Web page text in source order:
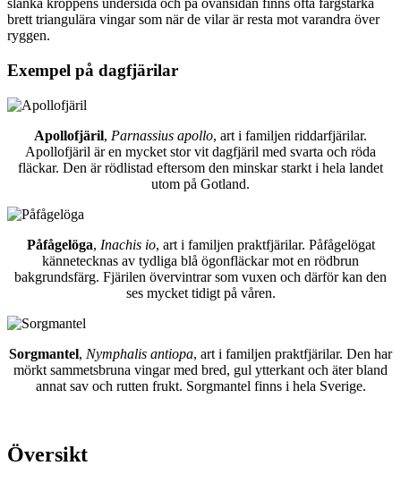
slanka kroppens undersida och på ovansidan finns ofta färgstarka
brett triangulära vingar som när de vilar är resta mot varandra över
ryggen.
Exempel på dagfjärilar
Apollofjäril, Parnassius apollo, art i familjen riddarfjärilar.
Apollofjäril är en mycket stor vit dagfjäril med svarta och röda
fläckar. Den är rödlistad eftersom den minskar starkt i hela landet
utom på Gotland.
Påfågelöga, Inachis io, art i familjen praktfjärilar. Påfågelögat
kännetecknas av tydliga blå ögonfläckar mot en rödbrun
bakgrundsfärg. Fjärilen övervintrar som vuxen och därför kan den
ses mycket tidigt på våren.
Sorgmantel, Nymphalis antiopa, art i familjen praktfjärilar. Den har
mörkt sammetsbruna vingar med bred, gul ytterkant och äter bland
annat sav och rutten frukt. Sorgmantel finns i hela Sverige.
Översikt